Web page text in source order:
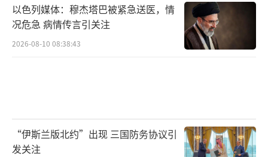
万条留言“灌爆”(刷爆)。
报道称，多数岛内网友批评赖清德“有说
跌停，上任最大政绩”“请问特朗普会跟你对
等？”
以色列媒体：穆杰塔巴被紧急送医，情
况危急 病情传言引关注
2026-08-10 08:38:43
“伊斯兰版北约”出现 三国防务协议引
发关注